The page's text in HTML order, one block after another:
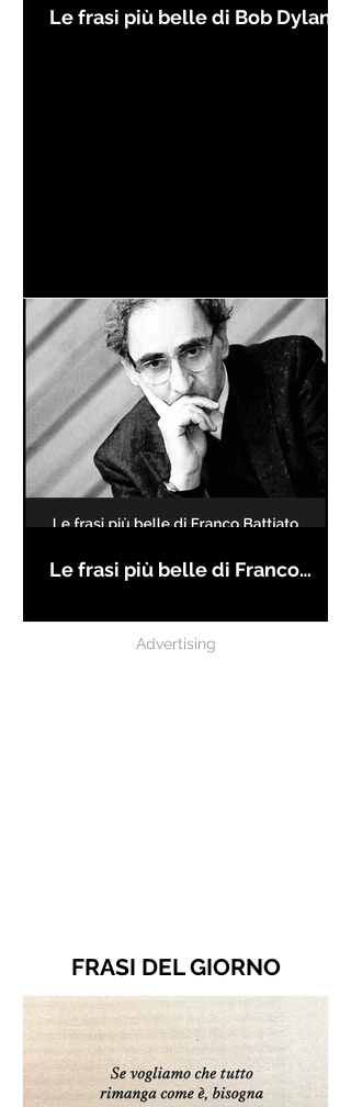
Le frasi più belle di Bob Dylan
Le frasi più belle di Franco
Advertising
FRASI DEL GIORNO